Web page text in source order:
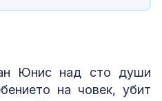
Юнис над сто души
на човек, убит